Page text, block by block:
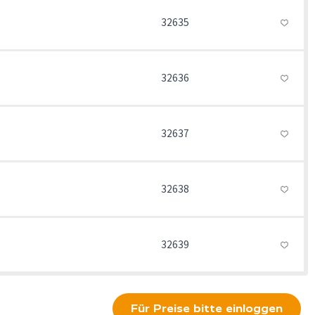
32635
32636
32637
32638
32639
Für Preise bitte einloggen